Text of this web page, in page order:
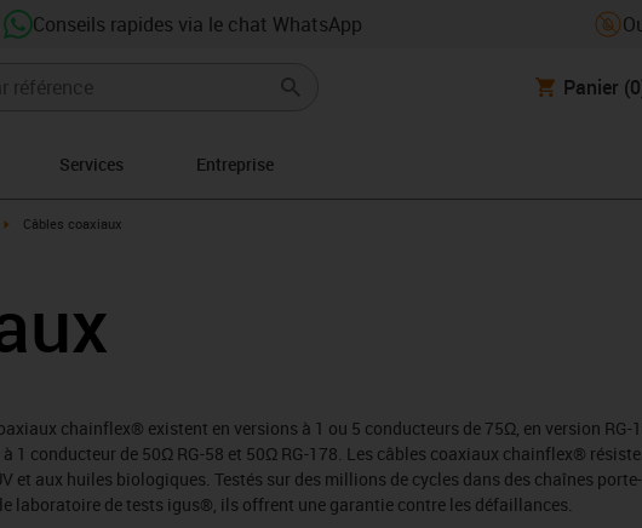
Conseils rapides via le chat WhatsApp
Panier
Services Entreprise
rightigus-icon-arrow-right
Câbles coaxiaux
chainflex® existent en versions à 1 ou 5 conducteurs de 75Ω, en version RG-
à 1 conducteur de 50Ω RG-58 et 50Ω RG-178. Les câbles coaxiaux chainflex®
et aux huiles biologiques. Testés sur des millions de cycles dans des chaînes porte-
laboratoire de tests igus®, ils offrent une garantie contre les défaillances.